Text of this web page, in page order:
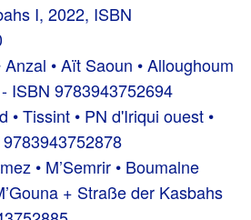
I, 2022, ISBN
Anzal • Aït Saoun • Alloughoum
ISBN 9783943752694
• Tissint • PN d'Iriqui ouest •
• M’Semrir • Boumalne
+ Straße der Kasbahs